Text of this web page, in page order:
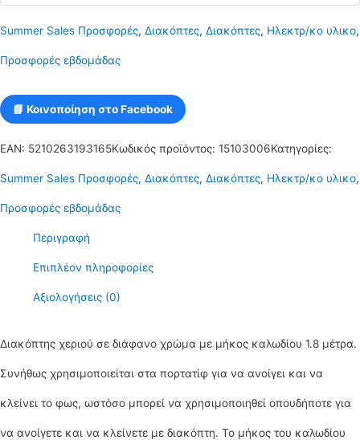
καλώδιο
διάφανο
χρώμα
ποσότητα
Summer Sales Προσφορές, Διακόπτες, Διακόπτες, Ηλεκτρ/κο υλικο,
Προσφορές εβδομάδας
📘 Κοινοποίηση στο Facebook
EAN: 5210263193165Κωδικός προϊόντος: 15103006Κατηγορίες:
Summer Sales Προσφορές, Διακόπτες, Διακόπτες, Ηλεκτρ/κο υλικο,
Προσφορές εβδομάδας
Περιγραφή
Επιπλέον πληροφορίες
Αξιολογήσεις (0)
Διακόπτης χεριού σε διάφανο χρώμα με μήκος καλωδίου 1.8 μέτρα.
Συνήθως χρησιμοποιείται στα πορτατίφ για να ανοίγει και να
κλείνει το φως, ωστόσο μπορεί να χρησιμοποιηθεί οπουδήποτε για
να ανοίγετε και να κλείνετε με διακόπτη. Το μήκος του καλωδίου